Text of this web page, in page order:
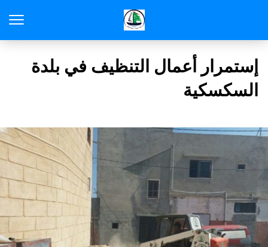
إستمرار أعمال التنظيف في بلدة
السكسكية